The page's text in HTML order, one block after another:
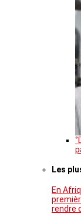
Les
En
rendre